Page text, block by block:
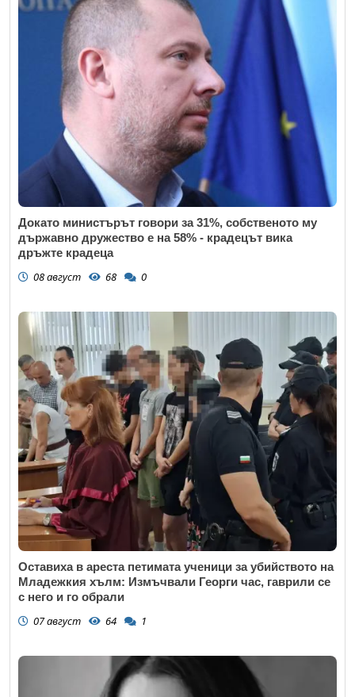
Докато министърът говори за 31%, собственото му
държавно дружество е на 58% - крадецът вика
дръжте крадеца
08 август 68 0
Оставиха в ареста петимата ученици за убийството на
Младежкия хълм: Измъчвали Георги час, гаврили се
с него и го обрали
07 август 64 1